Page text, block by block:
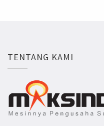
TENTANG KAMI